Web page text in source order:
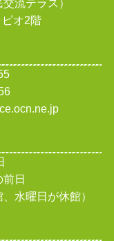
流テラス）
オ2階
日
、水曜日が休館）